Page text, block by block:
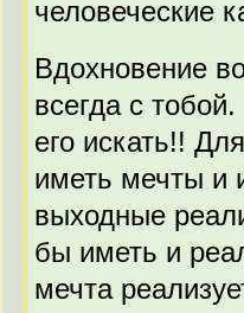
человеческие
Вдохновение
всегда с
его искать!!
иметь мечты и
выходные
бы иметь и
мечта